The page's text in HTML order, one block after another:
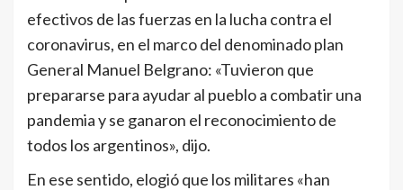
efectivos de las fuerzas en la lucha contra el
coronavirus, en el marco del denominado plan
General Manuel Belgrano: «Tuvieron que
prepararse para ayudar al pueblo a combatir una
pandemia y se ganaron el reconocimiento de
todos los argentinos», dijo.
En ese sentido, elogió que los militares «han